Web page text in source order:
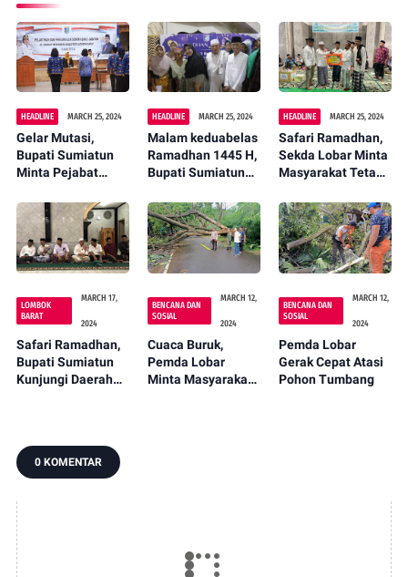
HEADLINE MARCH 25, 2024
Gelar Mutasi,
Bupati Sumiatun
Minta Pejabat
Inovatif
HEADLINE MARCH 25, 2024
Malam keduabelas
Ramadhan 1445 H,
Bupati Sumiatun
Mesanggok
HEADLINE MARCH 25, 2024
Safari Ramadhan,
Sekda Lobar Minta
Masyarakat Tetap
Lobar
LOMBOK
BARAT
MARCH 17,
2024
Safari Ramadhan,
Bupati Sumiatun
Kunjungi Daerah
BENCANA DAN
SOSIAL
MARCH 12,
2024
Cuaca Buruk,
Pemda Lobar
Minta Masyarakat
BENCANA DAN
SOSIAL
MARCH 12,
2024
Pemda Lobar
Gerak Cepat Atasi
Pohon Tumbang
0 KOMENTAR